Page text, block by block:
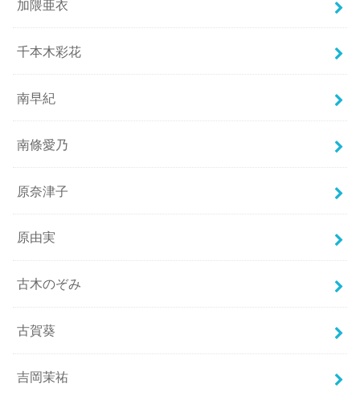
加隈亜衣
千本木彩花
南早紀
南條愛乃
原奈津子
原由実
古木のぞみ
古賀葵
吉岡茉祐